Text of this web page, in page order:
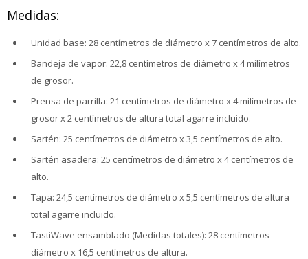
Medidas:
Unidad base: 28 centímetros de diámetro x 7 centímetros de alto.
Bandeja de vapor: 22,8 centímetros de diámetro x 4 milímetros
de grosor.
Prensa de parrilla: 21 centímetros de diámetro x 4 milímetros de
grosor x 2 centímetros de altura total agarre incluido.
Sartén: 25 centímetros de diámetro x 3,5 centímetros de alto.
Sartén asadera: 25 centímetros de diámetro x 4 centímetros de
alto.
Tapa: 24,5 centímetros de diámetro x 5,5 centímetros de altura
total agarre incluido.
TastiWave ensamblado (Medidas totales): 28 centímetros
diámetro x 16,5 centímetros de altura.